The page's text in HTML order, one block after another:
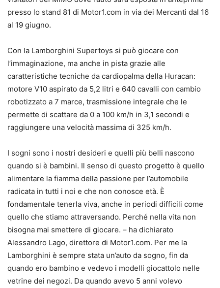
presso lo stand 81 di Motor1.com in via dei Mercanti dal 16
al 19 giugno.
Con la Lamborghini Supertoys si può giocare con
l’immaginazione, ma anche in pista grazie alle
caratteristiche tecniche da cardiopalma della Huracan:
motore V10 aspirato da 5,2 litri e 640 cavalli con cambio
robotizzato a 7 marce, trasmissione integrale che le
permette di scattare da 0 a 100 km/h in 3,1 secondi e
raggiungere una velocità massima di 325 km/h.
I sogni sono i nostri desideri e quelli più belli nascono
quando si è bambini. Il senso di questo progetto è quello
alimentare la fiamma della passione per l’automobile
radicata in tutti i noi e che non conosce età. È
fondamentale tenerla viva, anche in periodi difficili come
quello che stiamo attraversando. Perché nella vita non
bisogna mai smettere di giocare. – ha dichiarato
Alessandro Lago, direttore di Motor1.com. Per me la
Lamborghini è sempre stata un’auto da sogno, fin da
quando ero bambino e vedevo i modelli giocattolo nelle
vetrine dei negozi. Da quando avevo 5 anni volevo